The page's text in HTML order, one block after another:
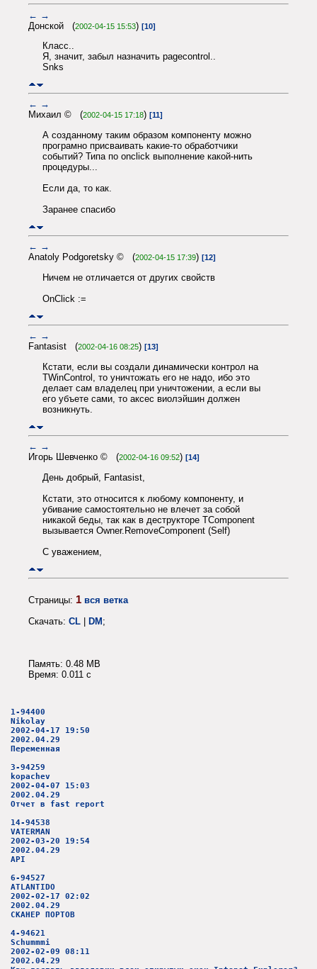
← →
Донской (2002-04-15 15:53) [10]
Класс..
Я, значит, забыл назначить pagecontrol..
Snks
← →
Михаил © (2002-04-15 17:18) [11]
А созданному таким образом компоненту можно
програмно присваивать какие-то обработчики
событий? Типа по onclick выполнение какой-нить
процедуры...
Если да, то как.
Заранее спасибо
← →
Anatoly Podgoretsky © (2002-04-15 17:39) [12]
Ничем не отличается от других свойств
OnClick :=
← →
Fantasist (2002-04-16 08:25) [13]
Кстати, если вы создали динамически контрол на
TWinControl, то уничтожать его не надо, ибо это
делает сам владелец при уничтожении, а если вы
его убъете сами, то аксес виолэйшин должен
возникнуть.
← →
Игорь Шевченко © (2002-04-16 09:52) [14]
День добрый, Fantasist,
Кстати, это относится к любому компоненту, и
убивание самостоятельно не влечет за собой
никакой беды, так как в деструкторе TComponent
вызывается Owner.RemoveComponent (Self)
С уважением,
Страницы: 1 вся ветка
Скачать: CL DM ;
Память: 0.48 MB
Время: 0.011 c
1-94400
Nikolay
2002-04-17 19:50
2002.04.29
Переменная
3-94259
kopachev
2002-04-07 15:03
2002.04.29
Отчет в fast report
14-94538
VATERMAN
2002-03-20 19:54
2002.04.29
АРI
6-94527
ATLANTIDO
2002-02-17 02:02
2002.04.29
СКАНЕР ПОРТОВ
4-94621
Schummmi
2002-02-09 08:11
2002.04.29